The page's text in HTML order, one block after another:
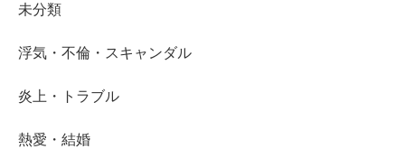
未分類
浮気・不倫・スキャンダル
炎上・トラブル
熱愛・結婚